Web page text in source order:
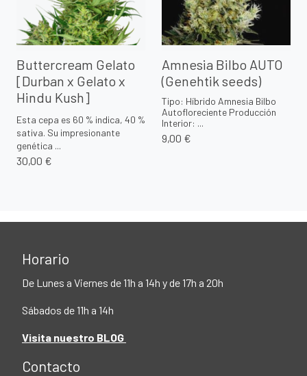
Buttercream Gelato
[Durban x Gelato x
Hindu Kush]
Esta cepa es 60 % indica, 40 %
sativa. Su impresionante
genética ...
30,00 €
Amnesia Bilbo AUTO
(Genehtik seeds)
Tipo: Híbrido Amnesia Bilbo
Autofloreciente Producción
Interior: ...
9,00 €
Horario
De Lunes a Viernes de 11h a 14h y de 17h a 20h
Sábados de 11h a 14h
Visita nuestro BLOG
Contacto